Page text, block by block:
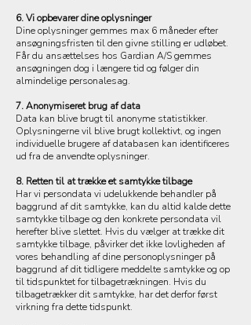
6. Vi opbevarer dine oplysninger
Dine oplysninger gemmes max 6 måneder efter
ansøgningsfristen til den givne stilling er udløbet.
Får du ansættelses hos Gardian A/S gemmes
ansøgningen dog i længere tid og følger din
almindelige personalesag.
7. Anonymiseret brug af data
Data kan blive brugt til anonyme statistikker.
Oplysningerne vil blive brugt kollektivt, og ingen
individuelle brugere af databasen kan identificeres
ud fra de anvendte oplysninger.
8. Retten til at trække et samtykke tilbage
Har vi persondata vi udelukkende behandler på
baggrund af dit samtykke, kan du altid kalde dette
samtykke tilbage og den konkrete persondata vil
herefter blive slettet. Hvis du vælger at trække dit
samtykke tilbage, påvirker det ikke lovligheden af
vores behandling af dine personoplysninger på
baggrund af dit tidligere meddelte samtykke og op
til tidspunktet for tilbagetrækningen. Hvis du
tilbagetrækker dit samtykke, har det derfor først
virkning fra dette tidspunkt.